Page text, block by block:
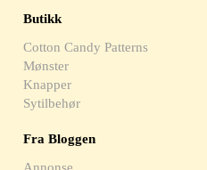
Butikk
Cotton Candy Patterns
Mønster
Knapper
Sytilbehør
Fra Bloggen